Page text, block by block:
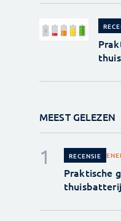
MEEST GELEZEN
RECENSIE
Praktische